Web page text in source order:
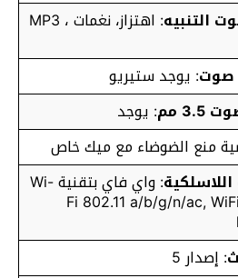
التنبيه : اهتزاز، نغمات MP3 ،
صوت: يوجد ستيريو
مم
: يوجد
منع الضوضاء مع ميك خاص
: واي فاي بتقنية Wi-
Fi 802.11 a/b/g/n/ac,
: إصدار 5